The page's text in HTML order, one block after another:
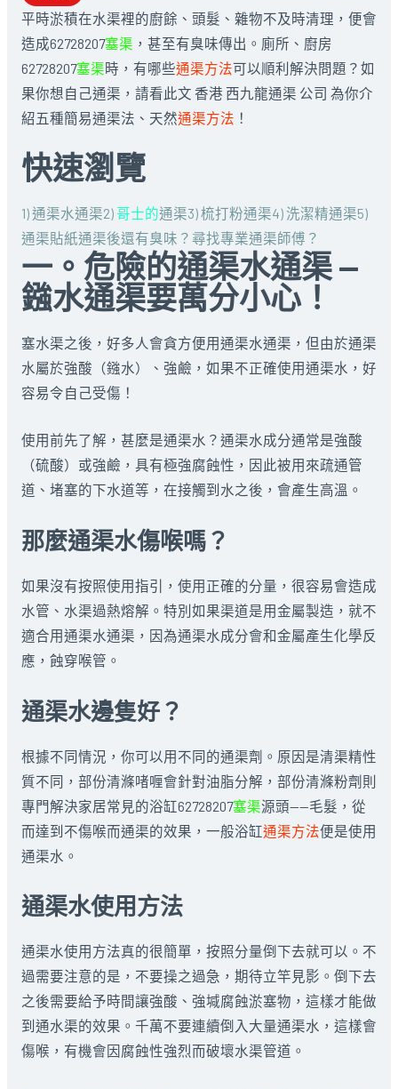
平時淤積在水渠裡的廚餘、頭髮、雜物不及時清理，便會
造成62728207塞渠 ，甚至有臭味傳出。廁所、廚房
62728207塞渠時，有哪些通渠方法可以順利解決問題？如
果你想自己通渠，請看此文 香港 西九龍通渠 公司 為你介
紹五種簡易通渠法、天然通渠方法 ！
快速瀏覽
1) 通渠水通渠2)哥士的通渠3) 梳打粉通渠4) 洗潔精通渠5)
通渠貼紙通渠後還有臭味？ 尋找專業通渠師傅？
一。危險的通渠水通渠 —
鏹水通渠要萬分小心！
塞水渠之後，好多人會貪方便用通渠水通渠，但由於通渠
水屬於強酸（鏹水）、強鹼，如果不正確使用通渠水，好
容易令自己受傷！
使用前先了解，甚麼是通渠水？通渠水成分通常是強酸
（硫酸）或強鹼，具有極強腐蝕性，因此被用來疏通管
道、堵塞的下水道等，在接觸到水之後，會產生高溫。
那麼通渠水傷喉嗎？
如果沒有按照使用指引，使用正確的分量，很容易會造成
水管、水渠過熱熔解。特別如果渠道是用金屬製造，就不
適合用通渠水通渠，因為通渠水成分會和金屬產生化學反
應，蝕穿喉管。
通渠水邊隻好？
根據不同情況，你可以用不同的通渠劑。原因是清渠精性
質不同，部份清滌啫喱會針對油脂分解，部份清滌粉劑則
專門解決家居常見的浴缸62728207塞渠源頭——毛髮，從
而達到不傷喉而通渠的效果，一般浴缸通渠方法便是使用
通渠水。
通渠水使用方法
通渠水使用方法真的很簡單，按照分量倒下去就可以。不
過需要注意的是，不要操之過急，期待立竿見影。倒下去
之後需要給予時間讓強酸、強堿腐蝕淤塞物，這樣才能做
到通水渠的效果。千萬不要連續倒入大量通渠水，這樣會
傷喉，有機會因腐蝕性強烈而破壞水渠管道。